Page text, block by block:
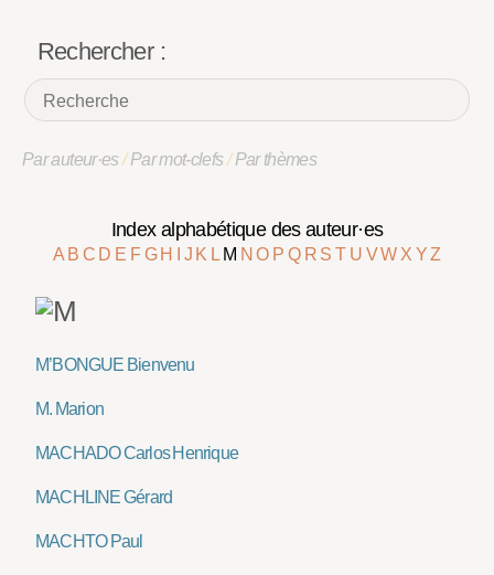
Rechercher :
Par auteur·es/Par mot-clefs/Par thèmes
Index alphabétique des auteur·es
A B C D E F G H J K L M NO P Q R ST U VW X YZ
M’BONGUE Bienvenu
M. Marion
MACHADO Carlos Henrique
MACHLINE Gérard
MACHTO Paul